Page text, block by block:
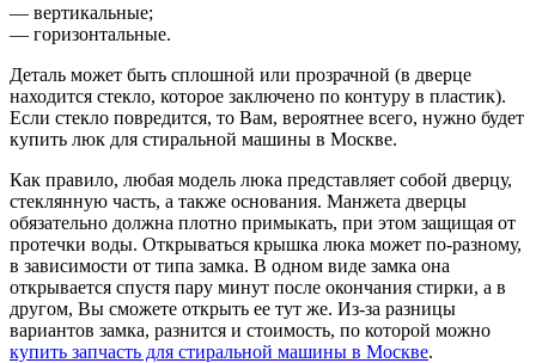
— вертикальные;
— горизонтальные.
Деталь может быть сплошной или прозрачной (в дверце
находится стекло, которое заключено по контуру в пластик).
Если стекло повредится, то Вам, вероятнее всего, нужно будет
купить люк для стиральной машины в Москве.
Как правило, любая модель люка представляет собой дверцу,
стеклянную часть, а также основания. Манжета дверцы
обязательно должна плотно примыкать, при этом защищая от
протечки воды. Открываться крышка люка может по-разному,
в зависимости от типа замка. В одном виде замка она
открывается спустя пару минут после окончания стирки, а в
другом, Вы сможете открыть ее тут же. Из-за разницы
вариантов замка, разнится и стоимость, по которой можно
купить запчасть для стиральной машины в Москве.